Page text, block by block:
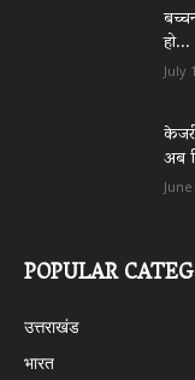
हो...
July
अब
POPULAR
उत्तराखंड
भारत